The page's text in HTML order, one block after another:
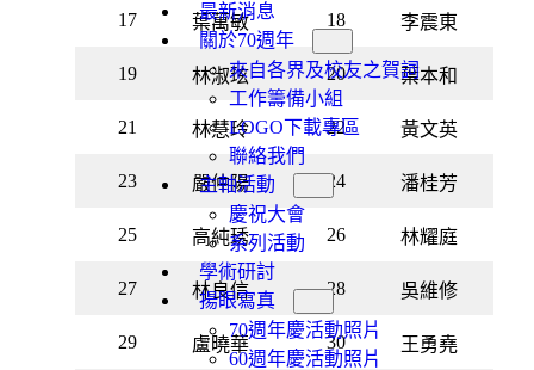
最新消息
關於70週年
來自各界及校友之賀詞
工作籌備小組
LOGO下載專區
聯絡我們
主軸活動
慶祝大會
系列活動
學術研討
揚眼寫真
70週年慶活動照片
60週年慶活動照片
17 葉萬敏 18 李震東
19 林淑玹 20 葉本和
21 林慧玲 22 黃文英
23 嚴仲陽 24 潘桂芳
25 高純琇 26 林耀庭
27 林良信 28 吳維修
29 盧曉華 30 王勇堯